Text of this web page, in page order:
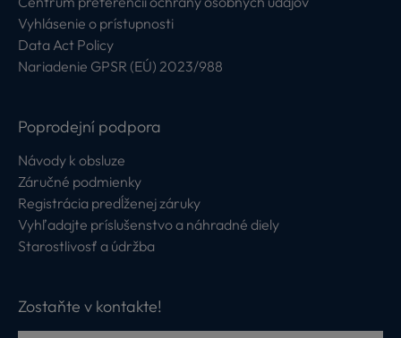
Vyhlásenie o prístupnosti
Data Act Policy
Nariadenie GPSR (EÚ) 2023/988
Poprodejní podpora
Návody k obsluze
Záručné podmienky
Registrácia predĺženej záruky
Vyhľadajte príslušenstvo a náhradné diely
Starostlivosť a údržba
Zostaňte v kontakte!